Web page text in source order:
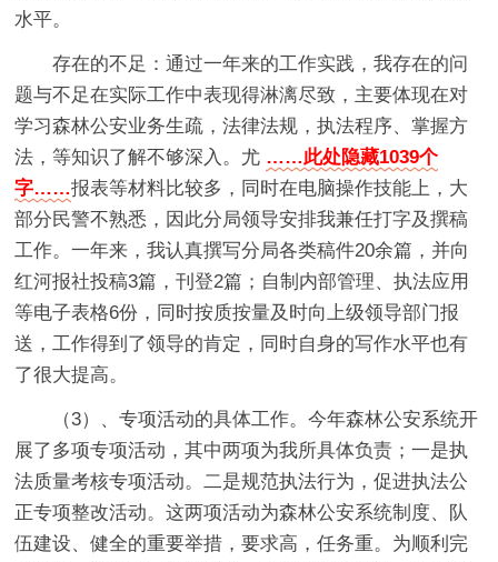
水平。
存在的不足：通过一年来的工作实践，我存在的问
题与不足在实际工作中表现得淋漓尽致，主要体现在对
学习森林公安业务生疏，法律法规，执法程序、掌握方
法，等知识了解不够深入。尤 ……此处隐藏1039个
字……报表等材料比较多，同时在电脑操作技能上，大
部分民警不熟悉，因此分局领导安排我兼任打字及撰稿
工作。一年来，我认真撰写分局各类稿件20余篇，并向
红河报社投稿3篇，刊登2篇；自制内部管理、执法应用
等电子表格6份，同时按质按量及时向上级领导部门报
送，工作得到了领导的肯定，同时自身的写作水平也有
了很大提高。
（3）、专项活动的具体工作。今年森林公安系统开
展了多项专项活动，其中两项为我所具体负责；一是执
法质量考核专项活动。二是规范执法行为，促进执法公
正专项整改活动。这两项活动为森林公安系统制度、队
伍建设、健全的重要举措，要求高，任务重。为顺利完